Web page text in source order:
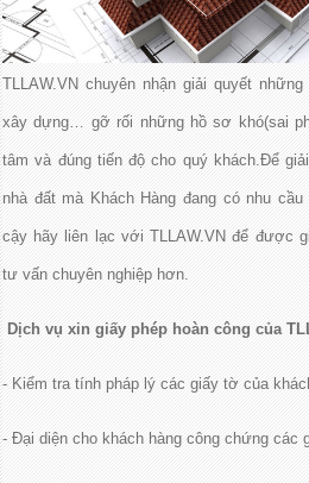
TLLAW.VN chuyên nhận giải quyết
xây dựng… gỡ rối những hồ sơ khó(sai
tâm và đúng tiến độ cho quý khách.Để
nhà đất mà Khách Hàng đang có nhu
cậy hãy liên lạc với TLLAW.VN để được
tư vấn chuyên nghiệp hơn.
Dịch vụ xin giấy phép hoàn công của
- Kiểm tra tính pháp lý các giấy tờ của
- Đại diện cho khách hàng công chứng các